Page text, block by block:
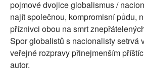
pojmové dvojice globalismus /
najít společnou, kompromisní půdu,
příznivci obou na smrt
Spor globalistů s nacionalisty setrvá
veřejné rozpravy přinejmenším
autor.